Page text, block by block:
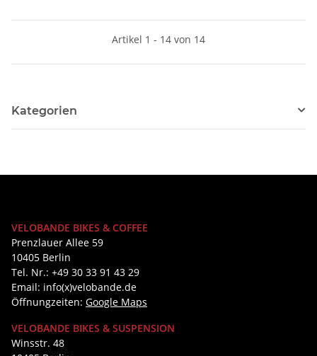
Artikel 1 - 14 von 14
Kategorien
VELOBANDE BIKES & COFFEE
Prenzlauer Allee 59
10405 Berlin
Tel. Nr.: +49 30 33 91 43 29
Email: info(x)velobande.de
Öffnungzeiten: Google Maps
VELOBANDE BIKES & SUSPENSION
Winsstr. 48